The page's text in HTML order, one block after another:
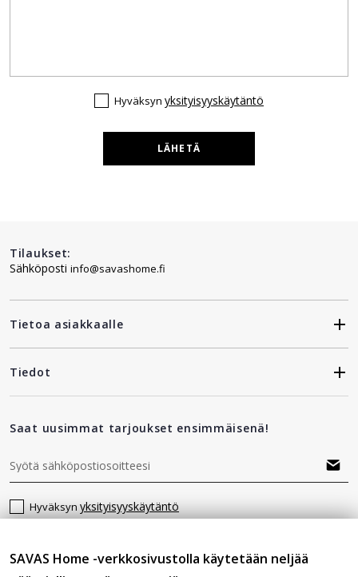
Hyväksyn yksityisyyskäytäntö
LÄHETÄ
Tilaukset:
Sähköposti info@savashome.fi
Tietoa asiakkaalle
Tiedot
Saat uusimmat tarjoukset ensimmäisenä!
Hyväksyn yksityisyyskäytäntö
SAVAS Home -verkkosivustolla käytetään neljää